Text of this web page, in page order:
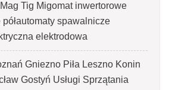
Tig Migomat inwertorowe
spawalnicze
elektrodowa
Gniezno Piła Leszno Konin
Gostyń Usługi Sprzątania